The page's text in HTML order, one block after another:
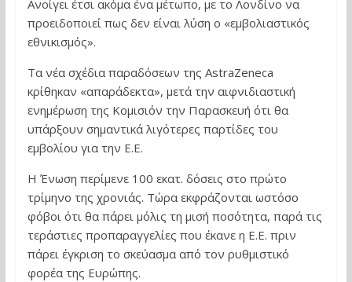
Ανοίγει έτσι ακόμα ένα μέτωπο, με το Λονδίνο να
προειδοποιεί πως δεν είναι λύση ο «εμβολιαστικός
εθνικισμός».
Τα νέα σχέδια παραδόσεων της AstraZeneca
κρίθηκαν «απαράδεκτα», μετά την αιφνιδιαστική
ενημέρωση της Κομισιόν την Παρασκευή ότι θα
υπάρξουν σημαντικά λιγότερες παρτίδες του
εμβολίου για την Ε.Ε.
Η Ένωση περίμενε 100 εκατ. δόσεις στο πρώτο
τρίμηνο της χρονιάς. Τώρα εκφράζονται ωστόσο
φόβοι ότι θα πάρει μόλις τη μισή ποσότητα, παρά τις
τεράστιες προπαραγγελίες που έκανε η Ε.Ε. πριν
πάρει έγκριση το σκεύασμα από τον ρυθμιστικό
φορέα της Ευρώπης.